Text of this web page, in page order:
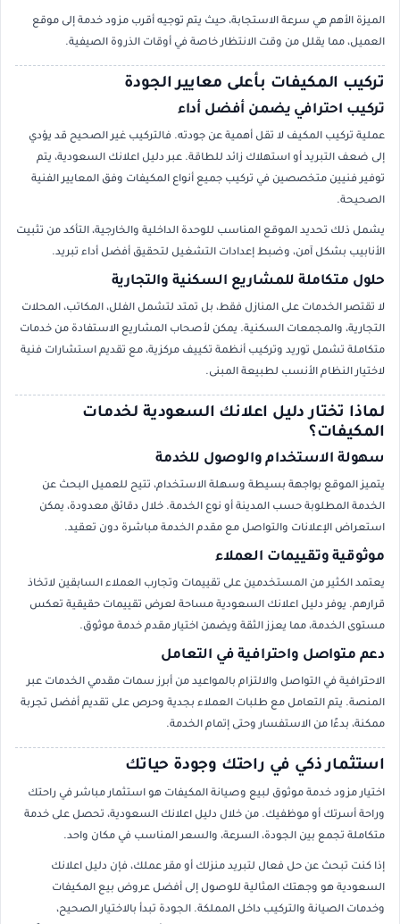
الميزة الأهم هي سرعة الاستجابة، حيث يتم توجيه أقرب مزود خدمة إلى موقع
العميل، مما يقلل من وقت الانتظار خاصة في أوقات الذروة الصيفية.
تركيب المكيفات بأعلى معايير الجودة
تركيب احترافي يضمن أفضل أداء
عملية تركيب المكيف لا تقل أهمية عن جودته. فالتركيب غير الصحيح قد يؤدي
إلى ضعف التبريد أو استهلاك زائد للطاقة. عبر دليل اعلانك السعودية، يتم
توفير فنيين متخصصين في تركيب جميع أنواع المكيفات وفق المعايير الفنية
الصحيحة.
يشمل ذلك تحديد الموقع المناسب للوحدة الداخلية والخارجية، التأكد من تثبيت
الأنابيب بشكل آمن، وضبط إعدادات التشغيل لتحقيق أفضل أداء تبريد.
حلول متكاملة للمشاريع السكنية والتجارية
لا تقتصر الخدمات على المنازل فقط، بل تمتد لتشمل الفلل، المكاتب، المحلات
التجارية، والمجمعات السكنية. يمكن لأصحاب المشاريع الاستفادة من خدمات
متكاملة تشمل توريد وتركيب أنظمة تكييف مركزية، مع تقديم استشارات فنية
لاختيار النظام الأنسب لطبيعة المبنى.
لماذا تختار دليل اعلانك السعودية لخدمات
المكيفات؟
سهولة الاستخدام والوصول للخدمة
يتميز الموقع بواجهة بسيطة وسهلة الاستخدام، تتيح للعميل البحث عن
الخدمة المطلوبة حسب المدينة أو نوع الخدمة. خلال دقائق معدودة، يمكن
استعراض الإعلانات والتواصل مع مقدم الخدمة مباشرة دون تعقيد.
موثوقية وتقييمات العملاء
يعتمد الكثير من المستخدمين على تقييمات وتجارب العملاء السابقين لاتخاذ
قرارهم. يوفر دليل اعلانك السعودية مساحة لعرض تقييمات حقيقية تعكس
مستوى الخدمة، مما يعزز الثقة ويضمن اختيار مقدم خدمة موثوق.
دعم متواصل واحترافية في التعامل
الاحترافية في التواصل والالتزام بالمواعيد من أبرز سمات مقدمي الخدمات عبر
المنصة. يتم التعامل مع طلبات العملاء بجدية وحرص على تقديم أفضل تجربة
ممكنة، بدءًا من الاستفسار وحتى إتمام الخدمة.
استثمار ذكي في راحتك وجودة حياتك
اختيار مزود خدمة موثوق لبيع وصيانة المكيفات هو استثمار مباشر في راحتك
وراحة أسرتك أو موظفيك. من خلال دليل اعلانك السعودية، تحصل على خدمة
متكاملة تجمع بين الجودة، السرعة، والسعر المناسب في مكان واحد.
إذا كنت تبحث عن حل فعال لتبريد منزلك أو مقر عملك، فإن دليل اعلانك
السعودية هو وجهتك المثالية للوصول إلى أفضل عروض بيع المكيفات
وخدمات الصيانة والتركيب داخل المملكة. الجودة تبدأ بالاختيار الصحيح،